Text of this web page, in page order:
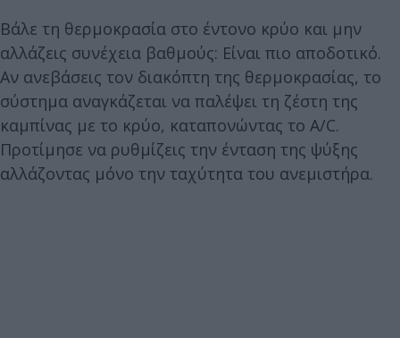
Βάλε τη θερμοκρασία στο έντονο κρύο και μην
αλλάζεις συνέχεια βαθμούς: Είναι πιο αποδοτικό.
Αν ανεβάσεις τον διακόπτη της θερμοκρασίας, το
σύστημα αναγκάζεται να παλέψει τη ζέστη της
καμπίνας με το κρύο, καταπονώντας το A/C.
Προτίμησε να ρυθμίζεις την ένταση της ψύξης
αλλάζοντας μόνο την ταχύτητα του ανεμιστήρα.